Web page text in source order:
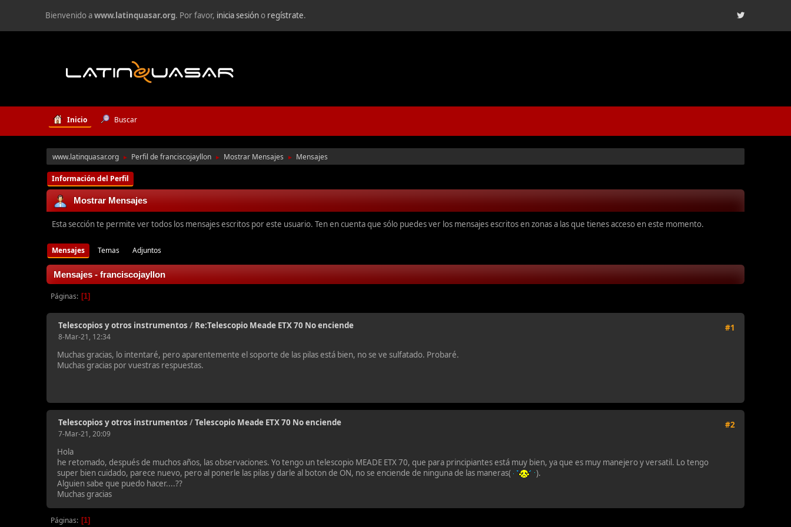
Bienvenido awww.latinquasar.org. Por favor, inicia sesióno regístrate.
Inicio Buscar
www.latinquasar.org ► Perfil de franciscojayllon ► Mostrar Mensajes ► Mensajes
Información del Perfil
Mostrar Mensajes
Esta sección te permite ver todos los mensajes escritos por este usuario. Ten en cuenta que sólo puedes ver los mensajes escritos en zonas a las que tienes acceso en este momento.
Mensajes Temas Adjuntos
Mensajes - franciscojayllon
Páginas 1
#1
Telescopios y otros instrumentos / Re:Telescopio Meade ETX 70 No enciende
8-Mar-21, 12:34
Muchas gracias, lo intentaré, pero aparentemente el soporte de las pilas está bien, no se ve sulfatado. Probaré.
Muchas gracias por vuestras respuestas.
#2
Telescopios y otros instrumentos /Telescopio Meade ETX 70 No enciende
7-Mar-21, 20:09
Hola
he retomado, después de muchos años, las observaciones. Yo tengo un telescopio MEADE ETX 70, que para principiantes está muy bien, ya que es muy manejero y versatil. Lo tengo
super bien cuidado, parece nuevo, pero al ponerle las pilas y darle al boton de ON, no se enciende de ninguna de las maneras(
).
Alguien sabe que puedo hacer....??
Muchas gracias
Páginas 1